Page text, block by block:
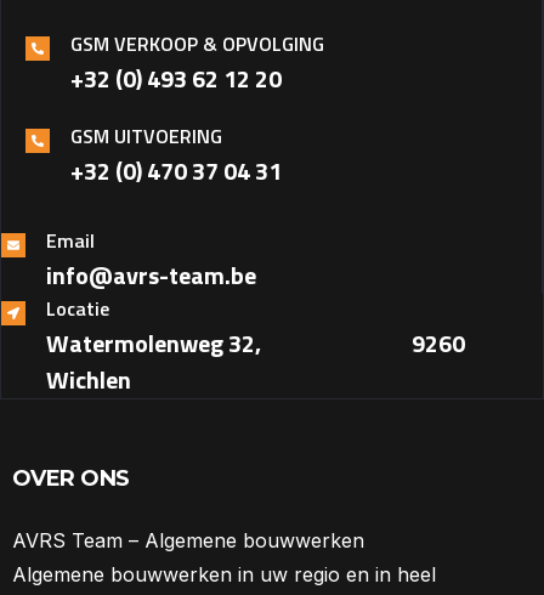
GSM VERKOOP & OPVOLGING
+32 (0) 493 62 12 20
GSM UITVOERING
+32 (0) 470 37 04 31‎
Email
info@avrs-team.be
Locatie
Watermolenweg 32, ‎ ‎ ‎ ‎ ‎ ‎ ‎ ‎ ‎ ‎ ‎ ‎ ‎ ‎ ‎ ‎ ‎ ‎ ‎ ‎ ‎ ‎ ‎ ‎ ‎ ‎ ‎ ‎ ‎ ‎ 9260
Wichlen
OVER ONS
AVRS Team – Algemene bouwwerken
Algemene bouwwerken in uw regio en in heel